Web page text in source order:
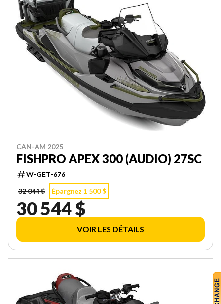
CAN-AM 2025
FISHPRO APEX 300 (AUDIO) 27SC
W-GET-676
32 044 $
Épargnez 1 500 $
30 544 $
VOIR LES DÉTAILS